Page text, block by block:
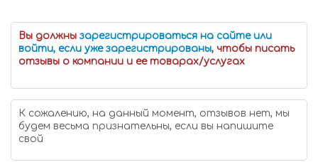
Вы должны зарегистрироваться на сайте или
войти, если уже зарегистрированы, чтобы писать
отзывы о компании и ее товарах/услугах
К сожалению, на данный момент, отзывов нет, мы
будем весьма признательны, если вы напишите
свой